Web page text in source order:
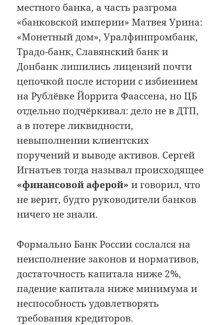
местного банка, а часть разгрома
«банковской империи» Матвея Урина:
«Монетный дом», Уралфинпромбанк,
Традо-банк, Славянский банк и
Донбанк лишились лицензий почти
цепочкой после истории с избиением
на Рублёвке Йоррита Фаассена, но ЦБ
отдельно подчёркивал: дело не в ДТП,
а в потере ликвидности,
невыполнении клиентских
поручений и выводе активов. Сергей
Игнатьев тогда называл происходящее
«финансовой аферой» и говорил, что
не верит, будто руководители банков
ничего не знали.
Формально Банк России сослался на
неисполнение законов и нормативов,
достаточность капитала ниже 2%,
падение капитала ниже минимума и
неспособность удовлетворять
требования кредиторов.